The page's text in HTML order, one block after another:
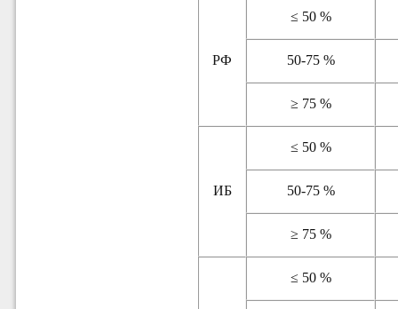
РФ
≤ 50 %
50-75 %
≥ 75 %
ИБ
≤ 50 %
50-75 %
≥ 75 %
≤ 50 %